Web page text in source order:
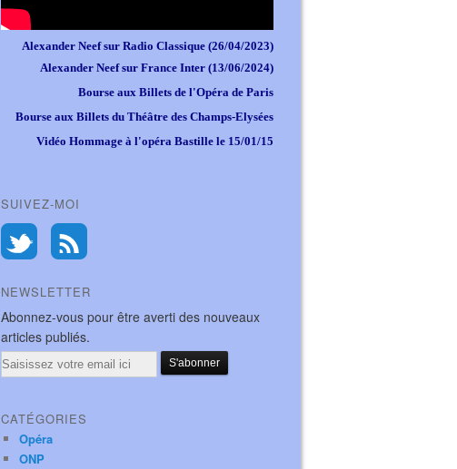
Alexander Neef sur Radio Classique (26/04/2023)
Alexander Neef sur France Inter (13/06/2024)
Bourse aux Billets de l'Opéra de Paris
Bourse aux Billets du Théâtre des Champs-Elysées
Vidéo Hommage à l'opéra Bastille le 15/01/15
SUIVEZ-MOI
NEWSLETTER
Abonnez-vous pour être averti des nouveaux
articles publiés.
Email
CATÉGORIES
Opéra
ONP